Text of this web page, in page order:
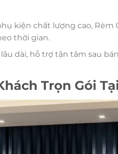
kiện chất lượng cao, Rèm
thời gian.
dài, hỗ trợ tận tâm sau
Trọn Gói